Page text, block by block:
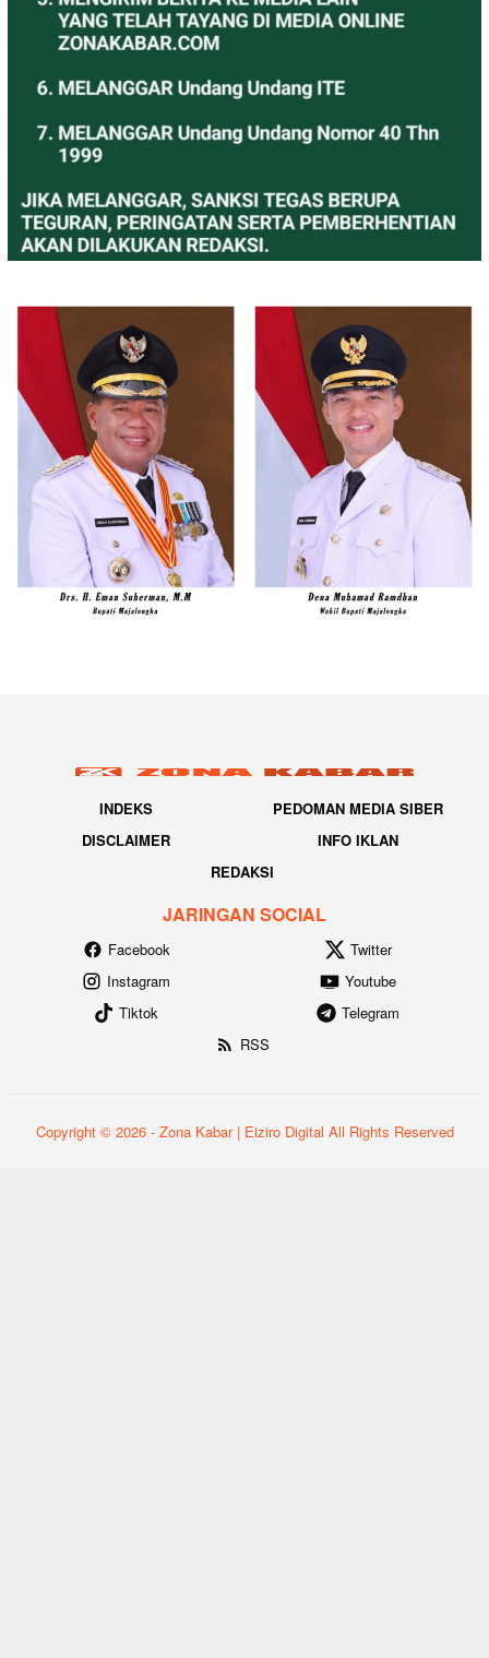
INDEKS
PEDOMAN MEDIA SIBER
DISCLAIMER
INFO IKLAN
REDAKSI
JARINGAN SOCIAL
Facebook
Twitter
Instagram
Youtube
Tiktok
Telegram
RSS
Copyright © 2026 - Zona Kabar | Eiziro Digital All Rights Reserved